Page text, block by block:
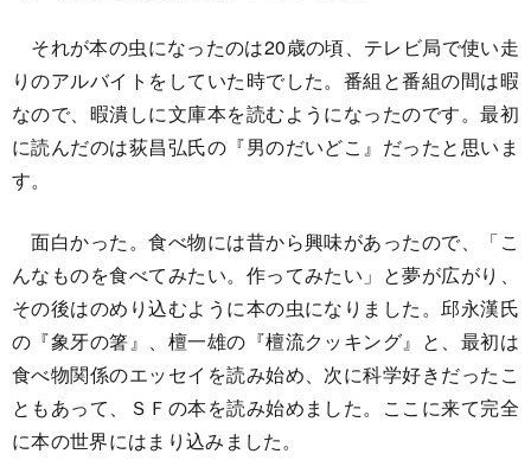
それが本の虫になったのは20歳の頃、テレビ局で使い走
りのアルバイトをしていた時でした。番組と番組の間は暇
なので、暇潰しに文庫本を読むようになったのです。最初
に読んだのは荻昌弘氏の『男のだいどこ』だったと思いま
す。
面白かった。食べ物には昔から興味があったので、「こ
んなものを食べてみたい。作ってみたい」と夢が広がり、
その後はのめり込むように本の虫になりました。邱永漢氏
の『象牙の箸』、檀一雄の『檀流クッキング』と、最初は
食べ物関係のエッセイを読み始め、次に科学好きだったこ
ともあって、ＳＦの本を読み始めました。ここに来て完全
に本の世界にはまり込みました。